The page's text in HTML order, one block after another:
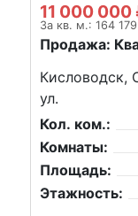
11 000 000
За кв. м.: 164
Продажа:
Кисловодск,
ул.
Кол. ком.:
Комнаты:
Площадь:
Этажность: